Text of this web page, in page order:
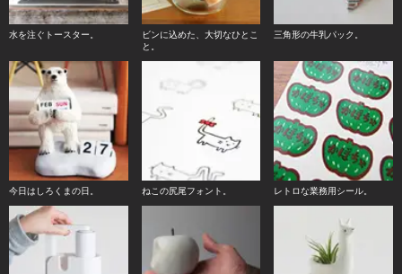
水を注ぐトースター。
ビンに込めた、大切なひとこ
と。
三角形の牛乳パック。
今日はしろくまの日。 ねこの尻尾フォント。 レトロな業務用シール。